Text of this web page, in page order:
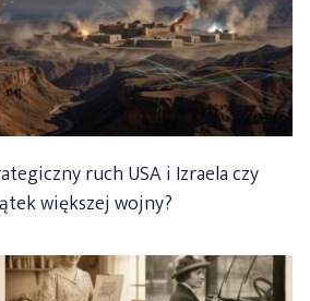
ruch USA i Izraela czy
większej wojny?